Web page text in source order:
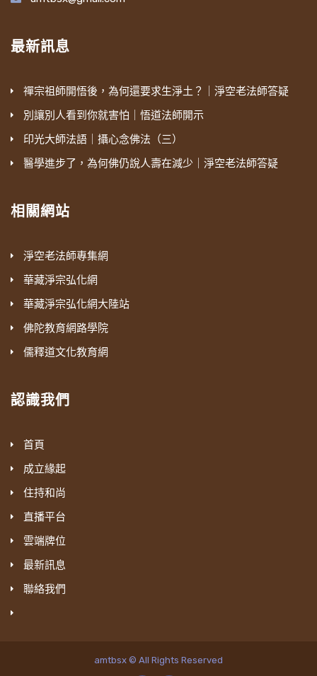
最新訊息
禪宗祖師開悟後，為何還要求生淨土？｜淨空老法師答疑
別讓別人看到你就害怕｜悟道法師開示
印光大師法語｜攝心念佛法（三）
醫學進步了，為何佛仍說人壽在減少｜淨空老法師答疑
相關網站
淨空老法師專集網
華藏淨宗弘化網
華藏淨宗弘化網大陸站
佛陀教育網路學院
儒釋道文化教育網
認識我們
首頁
成立緣起
住持和尚
直播平台
雲端牌位
最新訊息
聯絡我們
amtbsx © All Rights Reserved